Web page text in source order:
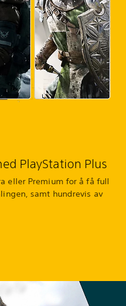
PlayStation Plus
eller Premium for å få full
samt hundrevis av